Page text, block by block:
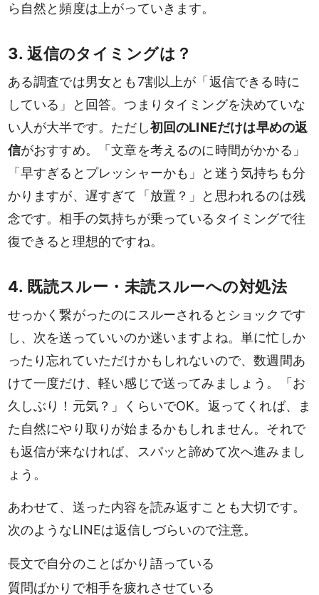
ら自然と頻度は上がっていきます。
3. 返信のタイミングは？
ある調査では男女とも7割以上が「返信できる時に
している」と回答。つまりタイミングを決めていな
い人が大半です。ただし初回のLINEだけは早めの返
信がおすすめ。「文章を考えるのに時間がかかる」
「早すぎるとプレッシャーかも」と迷う気持ちも分
かりますが、遅すぎて「放置？」と思われるのは残
念です。相手の気持ちが乗っているタイミングで往
復できると理想的ですね。
4. 既読スルー・未読スルーへの対処法
せっかく繋がったのにスルーされるとショックです
し、次を送っていいのか迷いますよね。単に忙しか
ったり忘れていただけかもしれないので、数週間あ
けて一度だけ、軽い感じで送ってみましょう。「お
久しぶり！元気？」くらいでOK。返ってくれば、ま
た自然にやり取りが始まるかもしれません。それで
も返信が来なければ、スパッと諦めて次へ進みまし
ょう。
あわせて、送った内容を読み返すことも大切です。
次のようなLINEは返信しづらいので注意。
長文で自分のことばかり語っている
質問ばかりで相手を疲れさせている